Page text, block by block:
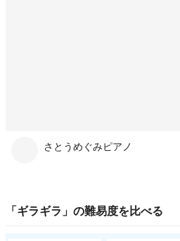
さとうめぐみピアノ
「 ギラギラ 」の難易度を比べる